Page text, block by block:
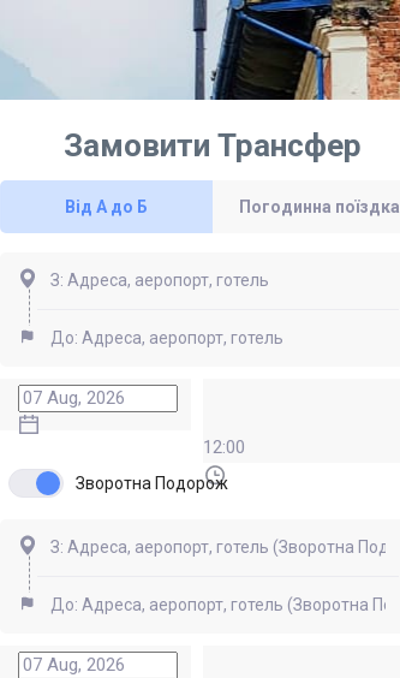
Замовити Трансфер
Від А до Б Погодинна поїздка
12:00
Зворотна Подорож